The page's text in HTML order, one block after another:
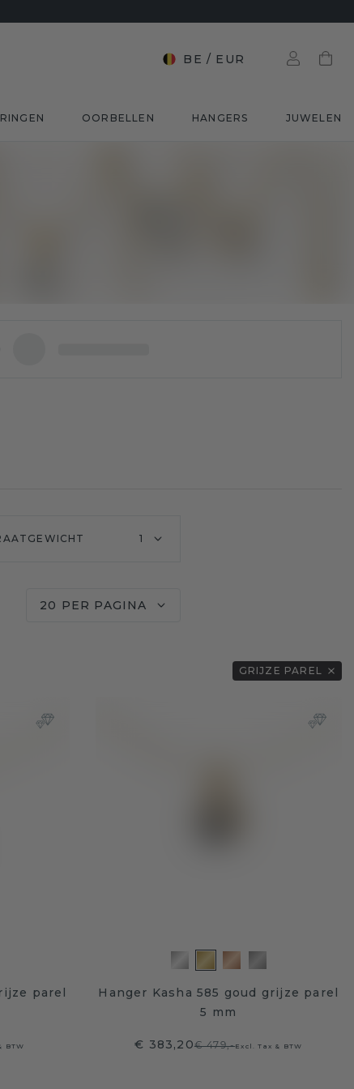
BE / EUR
OORBELLEN HANGERS JUWELEN
1
20 PER PAGINA
GRIJZE PAREL
parel
BTW
Hanger Kasha 585 goud grijze parel
5 mm
€ 383,20€ 479,-Excl. Tax & BTW